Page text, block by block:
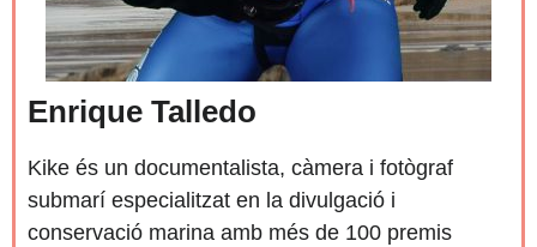
Enrique Talledo
Kike és un documentalista, càmera i fotògraf
submarí especialitzat en la divulgació i
conservació marina amb més de 100 premis